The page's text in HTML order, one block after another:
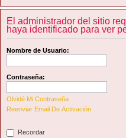
El administrador del sitio
haya identificado para ver
Nombre de Usuario:
Contraseña:
Olvidé Mi Contraseña
Reenviar Email De Activación
Recordar